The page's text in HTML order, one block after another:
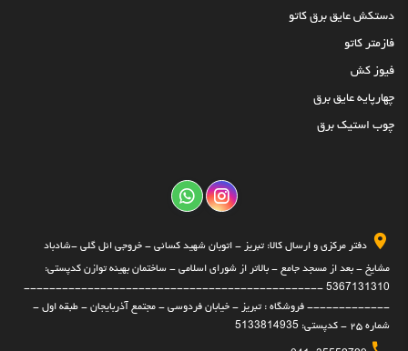
دستکش عایق برق کاتو
فازمتر کاتو
فیوز کش
چهارپایه عایق برق
چوب استیک برق
دفتر مرکزی و ارسال کالا: تبریز - اتوبان شهید کسائی - خروجی ائل گلی -شادباد
مشایخ - بعد از مسجد جامع - بالاتر از شورای اسلامی - ساختمان بهینه توازن کدپستی:
5367131310 -----------------------------------------------
------------- فروشگاه : تبریز - خیابان فردوسی - مجتمع آذربایجان - طبقه اول -
شماره ۲۵ - کدپستی: 5133814935